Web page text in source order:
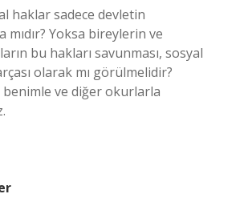
haklar sadece devletin
Yoksa bireylerin ve
bu hakları savunması, sosyal
olarak mı görülmelidir?
ve diğer okurlarla